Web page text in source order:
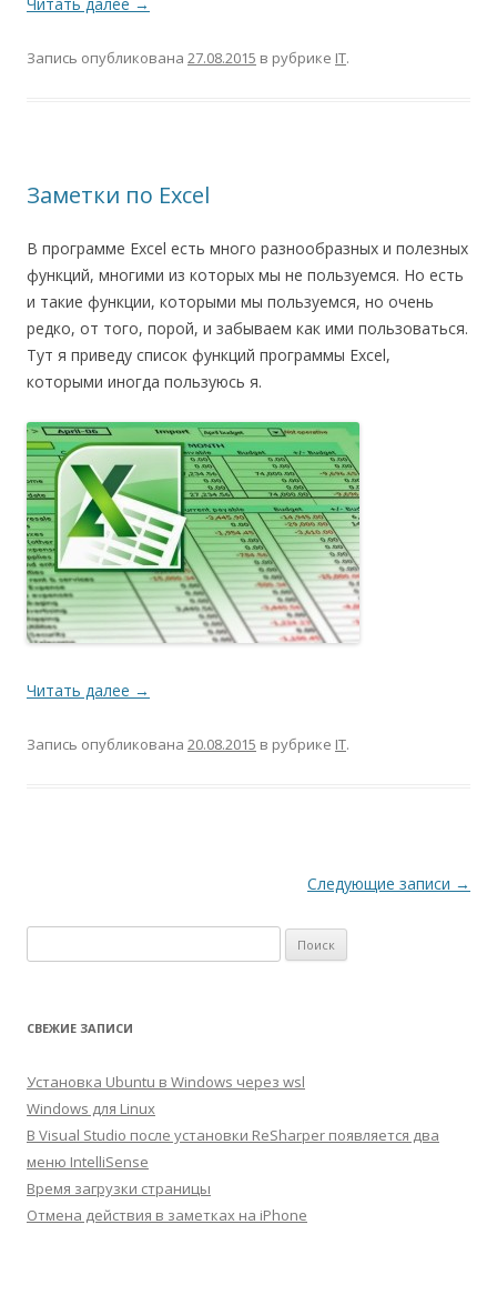
Запись опубликована 27.08.2015 в рубрике IT.
Заметки по Excel
В программе Excel есть много разнообразных и полезных
функций, многими из которых мы не пользуемся. Но есть
и такие функции, которыми мы пользуемся, но очень
редко, от того, порой, и забываем как ими пользоваться.
Тут я приведу список функций программы Excel,
которыми иногда пользуюсь я.
Читать далее →
Запись опубликована 20.08.2015 в рубрике IT.
Следующие записи →
СВЕЖИЕ ЗАПИСИ
Установка Ubuntu в Windows через wsl
Windows для Linux
В Visual Studio после установки ReSharper появляется два
меню IntelliSense
Время загрузки страницы
Отмена действия в заметках на iPhone